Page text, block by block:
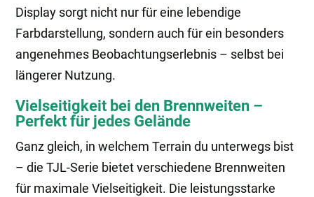
Display sorgt nicht nur für eine lebendige
Farbdarstellung, sondern auch für ein besonders
angenehmes Beobachtungserlebnis – selbst bei
längerer Nutzung.
Vielseitigkeit bei den Brennweiten –
Perfekt für jedes Gelände
Ganz gleich, in welchem Terrain du unterwegs bist
– die TJL-Serie bietet verschiedene Brennweiten
für maximale Vielseitigkeit. Die leistungsstarke